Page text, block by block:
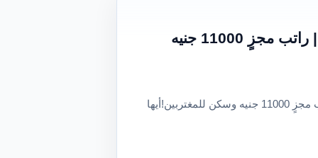
فرصة عمل مميزة: انضم لفريق مصنع أعشاب رائد بالعبور | راتب مجزٍ 11000 جنيه
فرصة عمل مميزة: انضم لفريق مصنع أعشاب رائد بالعبور | راتب مجزٍ 11000 جنيه وسكن للمغتربين!أيها